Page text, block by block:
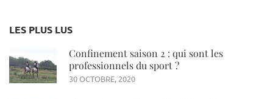
LES PLUS LUS
Confinement saison 2 : qui sont les
professionnels du sport ?
30 OCTOBRE, 2020